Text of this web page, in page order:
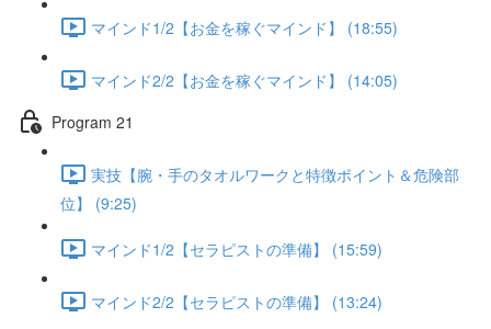
マインド1/2【お金を稼ぐマインド】 (18:55)
マインド2/2【お金を稼ぐマインド】 (14:05)
Program 21
実技【腕・手のタオルワークと特徴ポイント＆危険部
位】 (9:25)
マインド1/2【セラピストの準備】 (15:59)
マインド2/2【セラピストの準備】 (13:24)